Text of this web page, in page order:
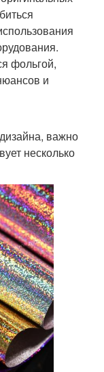
фольгой,
и
важно
несколько